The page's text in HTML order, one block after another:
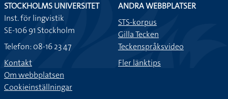
STOCKHOLMS UNIVERSITET
Inst. för lingvistik
SE-106 91 Stockholm
Telefon: 08-16 23 47
Kontakt
Om webbplatsen
Cookieinställningar
ANDRA WEBBPLATSER
STS-korpus
Gilla Tecken
Teckenspråksvideo
Fler länktips